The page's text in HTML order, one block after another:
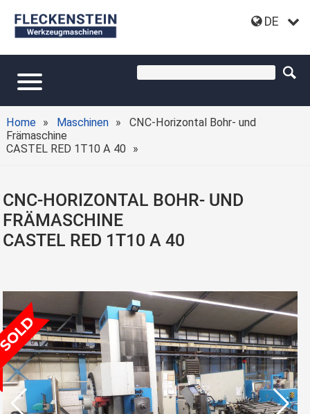
DE
Home Maschinen
CNC-Horizontal Bohr- und
Främaschine
CASTEL RED 1T10 A 40
CNC-HORIZONTAL BOHR- UND
FRÄMASCHINE
CASTEL RED 1T10 A 40